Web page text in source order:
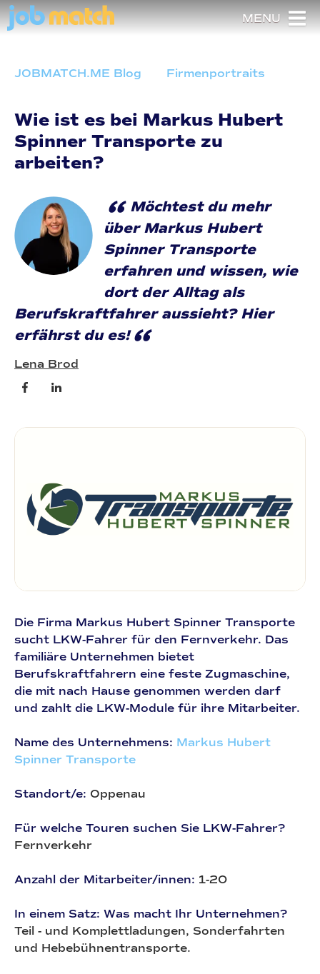
MENU
JOBMATCH.ME Blog Firmenportraits
Wie ist es bei Markus Hubert
Spinner Transporte zu
arbeiten?
“ Möchtest du mehr
über Markus Hubert
Spinner Transporte
erfahren und wissen, wie
dort der Alltag als
Berufskraftfahrer aussieht? Hier
erfährst du es!“
Lena Brod
Die Firma Markus Hubert Spinner Transporte
sucht LKW-Fahrer für den Fernverkehr. Das
familiäre Unternehmen bietet
Berufskraftfahrern eine feste Zugmaschine,
die mit nach Hause genommen werden darf
und zahlt die LKW-Module für ihre Mitarbeiter.
Name des Unternehmens: Markus Hubert
Spinner Transporte
Standort/e: Oppenau
Für welche Touren suchen Sie LKW-Fahrer?
Fernverkehr
Anzahl der Mitarbeiter/innen: 1-20
In einem Satz: Was macht Ihr Unternehmen?
Teil - und Komplettladungen, Sonderfahrten
und Hebebühnentransporte.